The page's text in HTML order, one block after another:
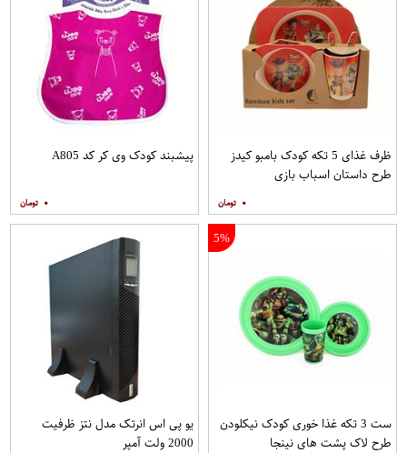
ظرف غذای 5 تکه کودک بامبو کیدز
طرح داستان اسباب بازی
۰
پیشبند کودک وی کر کد A805
۰
5%
ست 3 تکه غذا خوری کودک نیکلودن
طرح لاک پشت های نینجا
یو پی اس انرتک مدل نتز ظرفیت
2000 ولت آمپر